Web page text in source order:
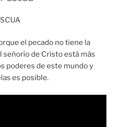
el pecado no tiene la
señorío de Cristo está más
poderes de este mundo y
es posible.